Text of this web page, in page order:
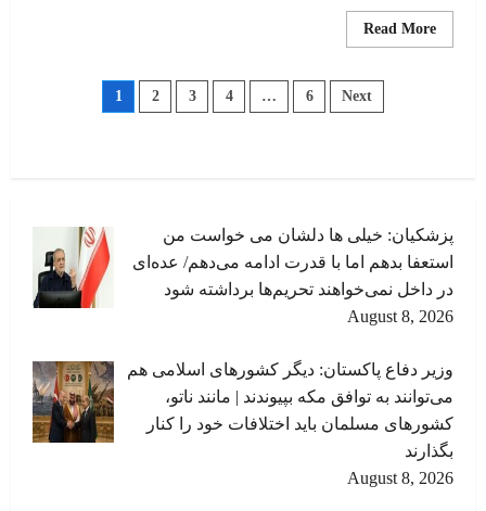
Read MoreRead
more
Posts
1 2 3 4 … 6 Next
پزشکیان: خیلی ها دلشان می خواست من
استعفا بدهم اما با قدرت ادامه می‌دهم/ عده‌ای
در داخل نمی‌خواهند تحریم‌ها برداشته شود
August 8, 2026
وزیر دفاع پاکستان: دیگر کشورهای اسلامی هم
می‌توانند به توافق مکه بپیوندند | مانند ناتو،
کشورهای مسلمان باید اختلافات خود را کنار
بگذارند
August 8, 2026